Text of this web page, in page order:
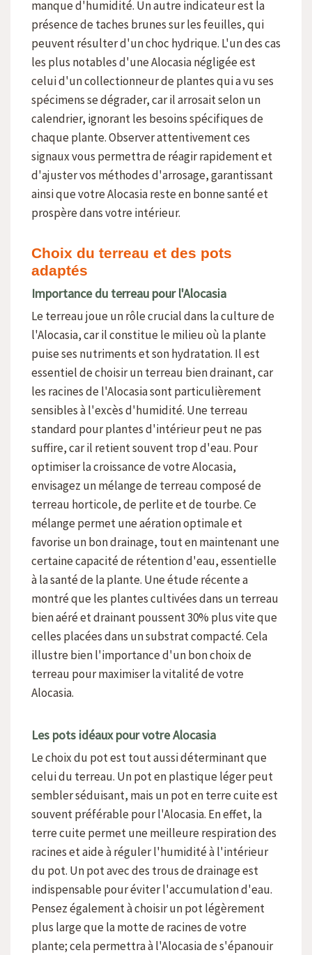
manque d'humidité. Un autre indicateur est la
présence de taches brunes sur les feuilles, qui
peuvent résulter d'un choc hydrique. L'un des cas
les plus notables d'une Alocasia négligée est
celui d'un collectionneur de plantes qui a vu ses
spécimens se dégrader, car il arrosait selon un
calendrier, ignorant les besoins spécifiques de
chaque plante. Observer attentivement ces
signaux vous permettra de réagir rapidement et
d'ajuster vos méthodes d'arrosage, garantissant
ainsi que votre Alocasia reste en bonne santé et
prospère dans votre intérieur.
Choix du terreau et des pots
adaptés
Importance du terreau pour l'Alocasia
Le terreau joue un rôle crucial dans la culture de
l'Alocasia, car il constitue le milieu où la plante
puise ses nutriments et son hydratation. Il est
essentiel de choisir un terreau bien drainant, car
les racines de l'Alocasia sont particulièrement
sensibles à l'excès d'humidité. Une terreau
standard pour plantes d'intérieur peut ne pas
suffire, car il retient souvent trop d'eau. Pour
optimiser la croissance de votre Alocasia,
envisagez un mélange de terreau composé de
terreau horticole, de perlite et de tourbe. Ce
mélange permet une aération optimale et
favorise un bon drainage, tout en maintenant une
certaine capacité de rétention d'eau, essentielle
à la santé de la plante. Une étude récente a
montré que les plantes cultivées dans un terreau
bien aéré et drainant poussent 30% plus vite que
celles placées dans un substrat compacté. Cela
illustre bien l'importance d'un bon choix de
terreau pour maximiser la vitalité de votre
Alocasia.
Les pots idéaux pour votre Alocasia
Le choix du pot est tout aussi déterminant que
celui du terreau. Un pot en plastique léger peut
sembler séduisant, mais un pot en terre cuite est
souvent préférable pour l'Alocasia. En effet, la
terre cuite permet une meilleure respiration des
racines et aide à réguler l'humidité à l'intérieur
du pot. Un pot avec des trous de drainage est
indispensable pour éviter l'accumulation d'eau.
Pensez également à choisir un pot légèrement
plus large que la motte de racines de votre
plante; cela permettra à l'Alocasia de s'épanouir